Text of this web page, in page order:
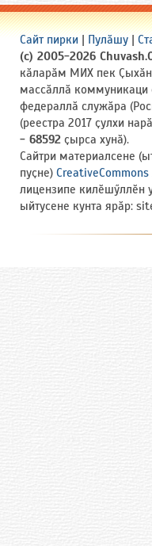
Сайт пирки | Пулӑшу |
(c) 2005-2026
кӑларӑм МИХ пек
массӑллӑ коммуникаци
федераллӑ служӑра
(реестра 2017 ҫулхи
- 68592 ҫырса хунӑ).
Сайтри материалсене
пуҫне)
лицензипе килӗшӳллӗн
ыйтусене кунта ярӑр: